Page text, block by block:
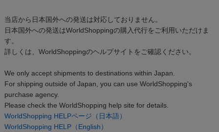
当店から日本国外への発送は対応しておりません。
日本国外への発送はWorldShoppingの購入代行をご利用いただけま
す。
詳しくは、WorldShoppingのヘルプサイトをご確認ください。
We only accept shipments to destinations within Japan.
For shipping outside of Japan, you can use WorldShopping's
purchase agency.
Please check the WorldShopping help site for details.
WorldShopping HELPページ（日本語）
WorldShopping HELP（English）